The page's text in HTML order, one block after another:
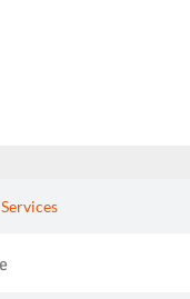
Services